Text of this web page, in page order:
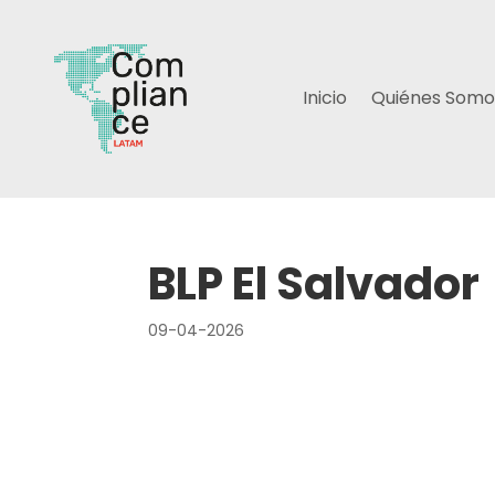
Inicio Quiénes
BLP El Salvador
09-04-2026